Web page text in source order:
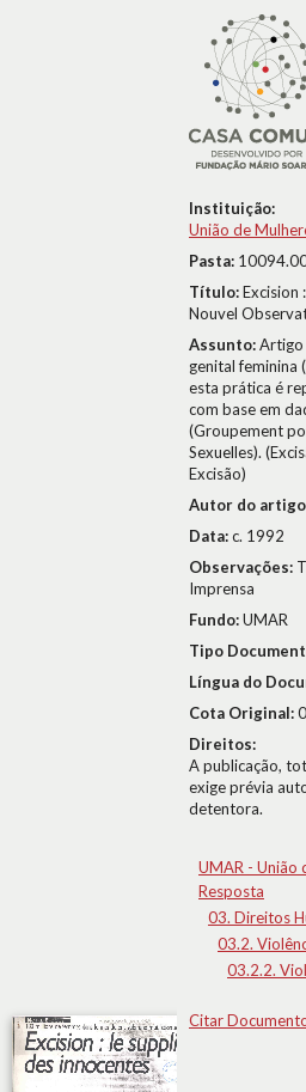
Instituição:
União de
Pasta:
Título:Excision
Nouvel
Assunto:Artigo
genital feminina
esta prática é
com base em
(Groupement
Sexuelles).
Excisão)
Autor do
Data:c. 1992
Observações:
Imprensa
Fundo:UMAR
Tipo
Língua do
Cota Original:
Direitos:
A publicação,
exige prévia
detentora.
UMAR - União
Resposta
03. Direitos
03.2.
03.2.2.
Citar